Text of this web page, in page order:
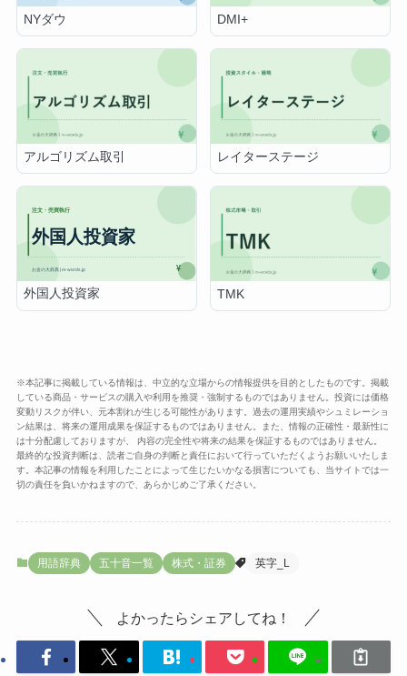
NYダウ DMI+
アルゴリズム取引 レイターステージ
外国人投資家 TMK
※本記事に掲載している情報は、中立的な立場からの情報提供を目的としたものです。掲載
している商品・サービスの購入や利用を推奨・強制するものではありません。投資には価格
変動リスクが伴い、元本割れが生じる可能性があります。過去の運用実績やシュミレーショ
ン結果は、将来の運用成果を保証するものではありません。また、情報の正確性・最新性に
は十分配慮しておりますが、 内容の完全性や将来の結果を保証するものではありません。
最終的な投資判断は、読者ご自身の判断と責任において行っていただくようお願いいたしま
す。本記事の情報を利用したことによって生じたいかなる損害についても、当サイトでは一
切の責任を負いかねますので、あらかじめご了承ください。
用語辞典 五十音一覧 株式・証券 英字_L
よかったらシェアしてね！